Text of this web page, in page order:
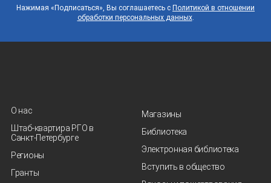
Нажимая «Подписаться», Вы соглашаетесь с Политикой в отношении
обработки персональных данных.
О нас
Штаб-квартира РГО в
Санкт‑Петербурге
Регионы
Гранты
Магазины
Библиотека
Электронная библиотека
Вступить в общество